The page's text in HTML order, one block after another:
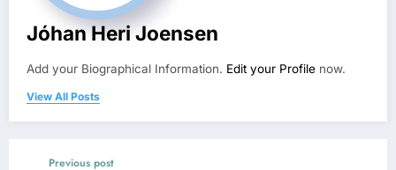
Jóhan Heri Joensen
Add your Biographical Information. Edit your Profile now.
View All Posts
Previous post